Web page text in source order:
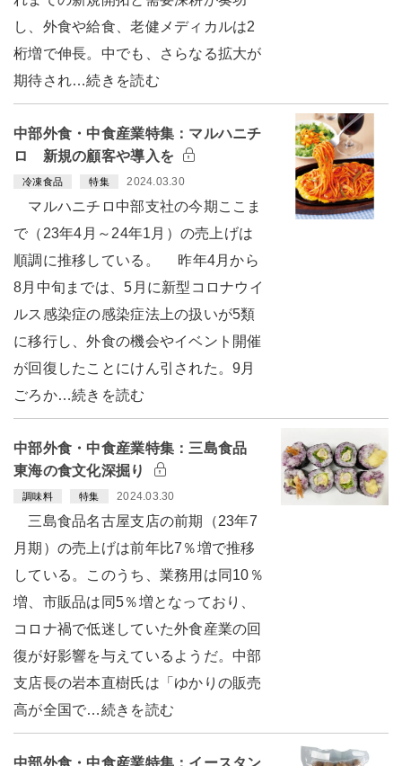
し、外食や給食、老健メディカルは2
桁増で伸長。中でも、さらなる拡大が
期待され…続きを読む
中部外食・中食産業特集：マルハニチ
ロ 新規の顧客や導入を
冷凍食品 特集 2024.03.30
マルハニチロ中部支社の今期ここま
で（23年4月～24年1月）の売上げは
順調に推移している。 昨年4月から
8月中旬までは、5月に新型コロナウイ
ルス感染症の感染症法上の扱いが5類
に移行し、外食の機会やイベント開催
が回復したことにけん引された。9月
ごろか…続きを読む
中部外食・中食産業特集：三島食品
東海の食文化深掘り
調味料 特集 2024.03.30
三島食品名古屋支店の前期（23年7
月期）の売上げは前年比7％増で推移
している。このうち、業務用は同10％
増、市販品は同5％増となっており、
コロナ禍で低迷していた外食産業の回
復が好影響を与えているようだ。中部
支店長の岩本直樹氏は「ゆかりの販売
高が全国で…続きを読む